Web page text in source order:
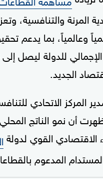
والتنافسية،
وعالمياً، بما يدعم
الجديد.
الاتحادي
أن نمو الناتج
الاقتصادي القوي لدولة
المدعوم